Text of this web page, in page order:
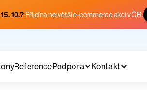
10.? Přijď na největší e-commerce akci v ČR.
ReferencePodpora Kontakt